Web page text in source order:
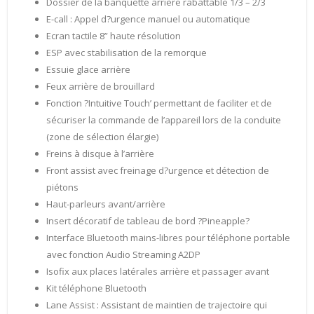
E-call : Appel d?urgence manuel ou automatique
Ecran tactile 8” haute résolution
ESP avec stabilisation de la remorque
Essuie glace arrière
Feux arrière de brouillard
Fonction ?Intuitive Touch’ permettant de faciliter et de
sécuriser la commande de l’appareil lors de la conduite
(zone de sélection élargie)
Freins à disque à l’arrière
Front assist avec freinage d?urgence et détection de
piétons
Haut-parleurs avant/arrière
Insert décoratif de tableau de bord ?Pineapple?
Interface Bluetooth mains-libres pour téléphone portable
avec fonction Audio Streaming A2DP
Isofix aux places latérales arrière et passager avant
Kit téléphone Bluetooth
Lane Assist : Assistant de maintien de trajectoire qui